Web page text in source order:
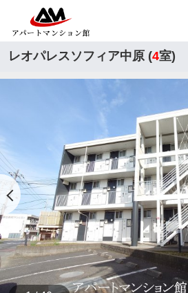
レオパレスソフィア中原 (4室)